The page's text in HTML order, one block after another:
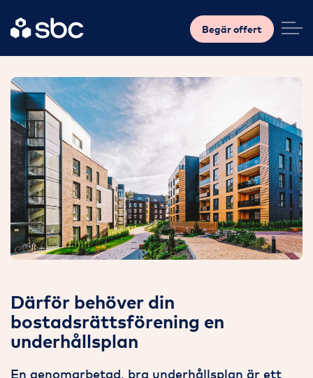
Begär offert
Därför behöver din
bostadsrättsförening en
underhållsplan
En genomarbetad, bra underhållsplan är ett